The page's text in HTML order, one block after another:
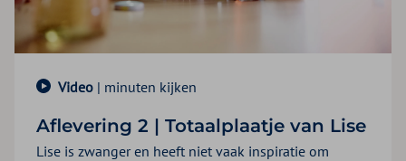
Video | minuten kijken
Aflevering 2 | Totaalplaatje van Lise
Lise is zwanger en heeft niet vaak inspiratie om